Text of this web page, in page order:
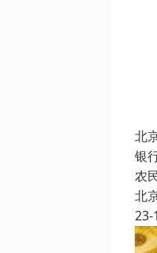
北
银
农
北
23-